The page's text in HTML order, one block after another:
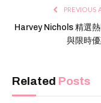
PREVIOUS
Harvey Nichols 精選
與限時
Related Posts